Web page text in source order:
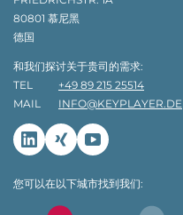
80801 慕尼黑
德国
和我们探讨关于贵司的需求:
TEL
+49 89 215 25514
MAIL
INFO@KEYPLAYER.DE
Linkedin
Xing Youtube
您可以在以下城市找到我们: